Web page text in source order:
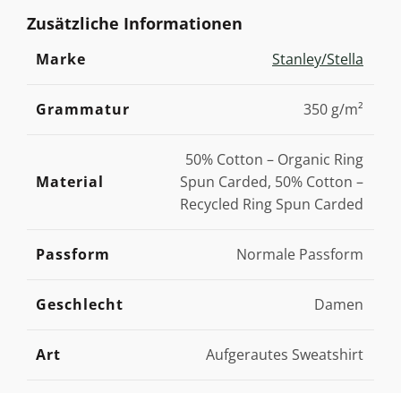
Zusätzliche Informationen
Marke Stanley/Stella
Grammatur 350 g/m²
Material
50% Cotton – Organic Ring
Spun Carded, 50% Cotton –
Recycled Ring Spun Carded
Passform Normale Passform
Geschlecht Damen
Art Aufgerautes Sweatshirt